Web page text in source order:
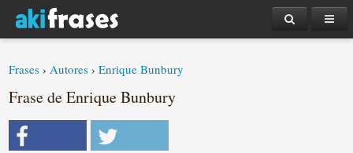
Frases ›Autores ›Enrique Bunbury
Frase de Enrique Bunbury